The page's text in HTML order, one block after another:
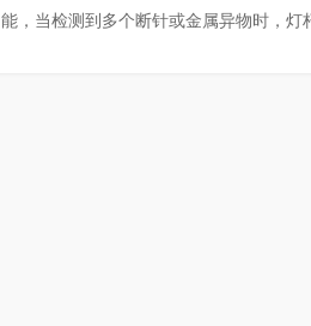
能，当检测到多个断针或金属异物时，灯